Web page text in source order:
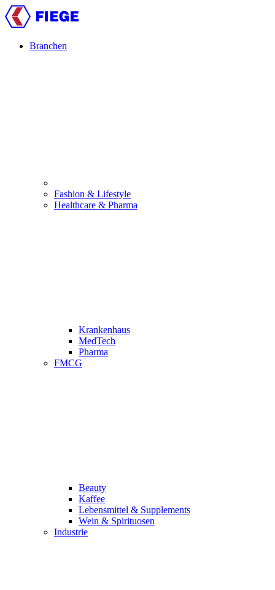
Skip
to
contentBranchen
Fashion & Lifestyle
Healthcare & Pharma
Krankenhaus
MedTech
Pharma
FMCG
Beauty
Kaffee
Lebensmittel & Supplements
Wein & Spirituosen
Industrie